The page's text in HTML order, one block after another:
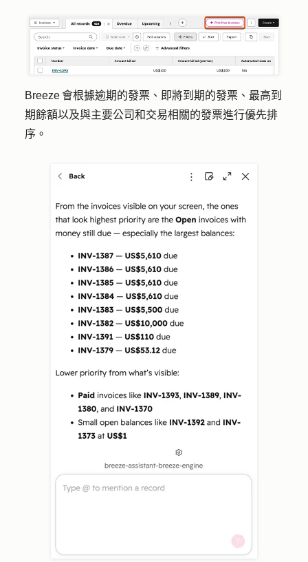
Breeze 會根據逾期的發票、即將到期的發票、最高到
期餘額以及與主要公司和交易相關的發票進行優先排
序。